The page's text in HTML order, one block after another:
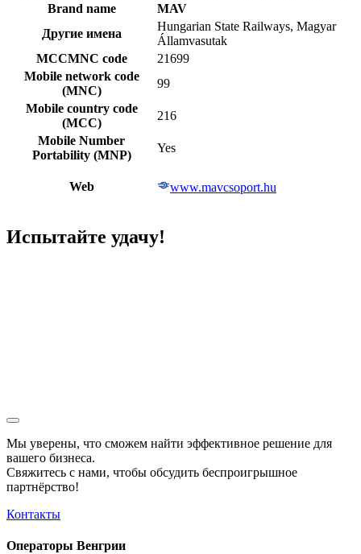
Brand name
MAV
Другие имена
Hungarian State Railways, Magyar
Államvasutak
MCCMNC code
21699
Mobile network code
(MNC)
99
Mobile country code
(MCC)
216
Mobile Number
Portability (MNP)
Yes
Web www.mavcsoport.hu
Испытайте удачу!
Мы уверены, что сможем найти эффективное решение для
вашего бизнеса.
Свяжитесь с нами, чтобы обсудить беспроигрышное
партнёрство!
Контакты
Операторы Венгрии